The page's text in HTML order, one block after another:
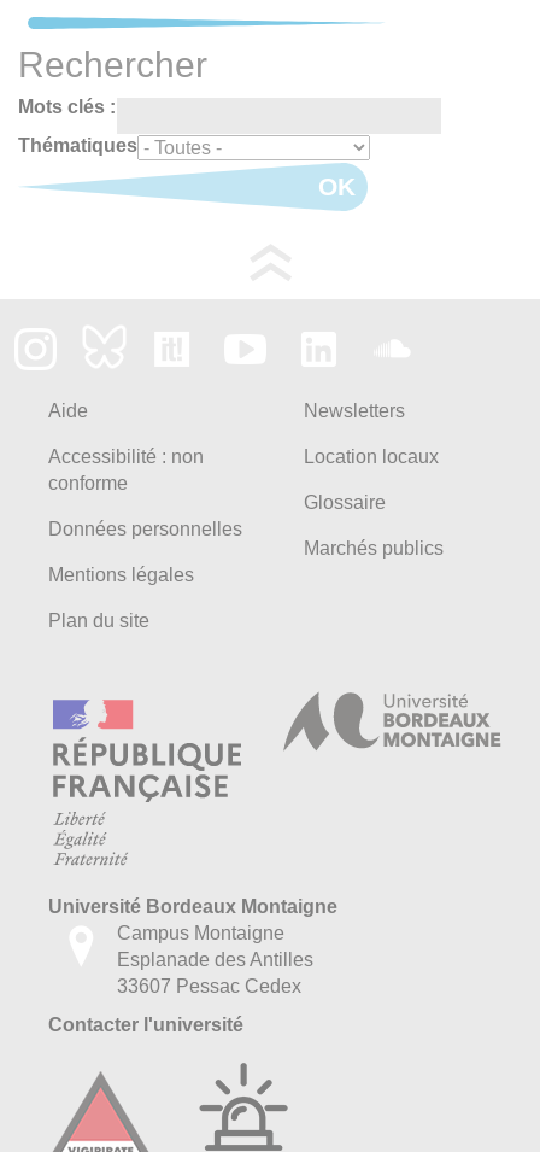
Rechercher
Mots clés :
Thématiques
OK
Aide
Accessibilité : non
conforme
Données personnelles
Mentions légales
Plan du site
Newsletters
Location locaux
Glossaire
Marchés publics
Université Bordeaux Montaigne
Campus Montaigne
Esplanade des Antilles
33607 Pessac Cedex
Contacter l'université